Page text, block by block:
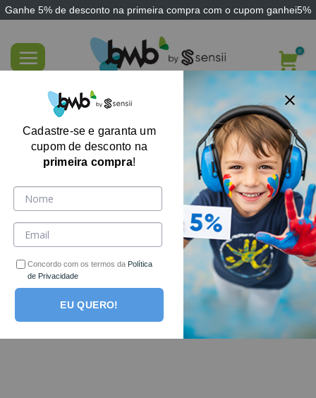
Ganhe 5% de desconto na primeira compra com o cupom ganhei5%
content
Almofada Kit Abdominoplastia
Cadastre-se e garanta um
cupom de desconto na
primeira compra!
Concordo com os termos da Política
de Privacidade
EU QUERO!